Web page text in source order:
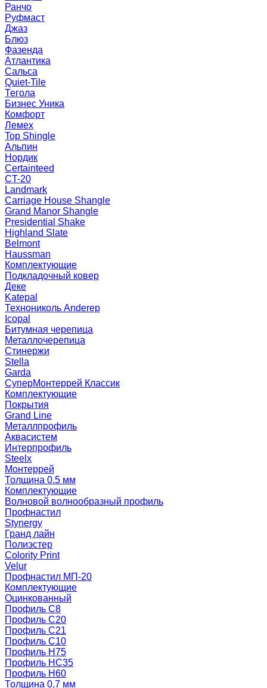
Ранчо
Руфмаст
Джаз
Блюз
Фазенда
Атлантика
Сальса
Quiet-Tile
Тегола
Бизнес Уника
Комфорт
Лемех
Top Shingle
Альпин
Нордик
Certainteed
CT-20
Landmark
Carriage House Shangle
Grand Manor Shangle
Presidential Shake
Highland Slate
Belmont
Haussman
Комплектующие
Подкладочный ковер
Деке
Katepal
Технониколь Anderep
Icopal
Битумная черепица
Металлочерепица
Стинержи
Stella
Garda
СуперМонтеррей Классик
Комплектующие
Покрытия
Grand Line
Металлпрофиль
Аквасистем
Интерпрофиль
Steelx
Монтеррей
Толщина 0.5 мм
Комплектующие
Волновой волнообразный профиль
Профнастил
Stynergy
Гранд лайн
Полиэстер
Colority Print
Velur
Профнастил МП-20
Комплектующие
Оцинкованный
Профиль С8
Профиль С20
Профиль С21
Профиль С10
Профиль Н75
Профиль НС35
Профиль Н60
Толщина 0,7 мм